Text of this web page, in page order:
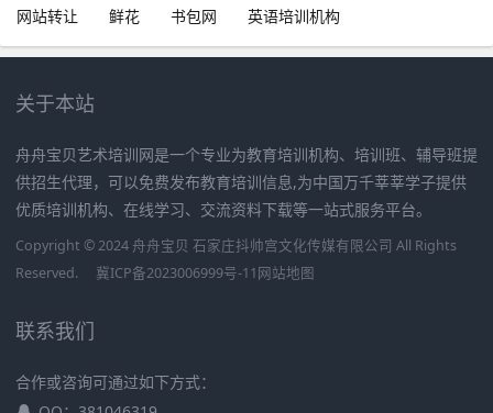
网站转让
鲜花 书包网 英语培训机构
关于本站
舟舟宝贝艺术培训网是一个专业为教育培训机构、培训班、辅导班提
供招生代理，可以免费发布教育培训信息,为中国万千莘莘学子提供
优质培训机构、在线学习、交流资料下载等一站式服务平台。
Copyright © 2024 舟舟宝贝 石家庄抖帅宫文化传媒有限公司 All Rights
Reserved.
冀ICP备2023006999号-11网站地图
联系我们
合作或咨询可通过如下方式：